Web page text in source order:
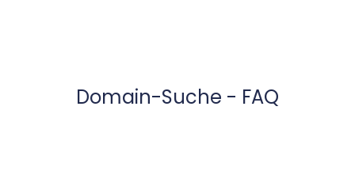
Domain-Suche - FAQ